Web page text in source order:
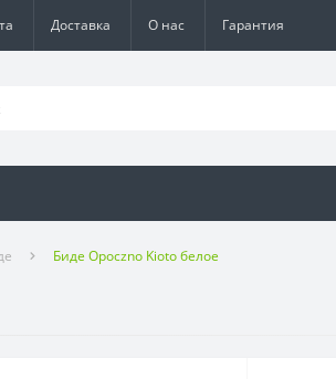
Доставка О нас Гарантия
Биде Opoczno Kioto белое